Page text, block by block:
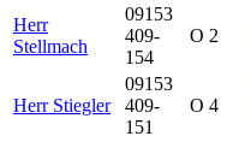
Herr
Stellmach
09153
409-
154
O 2
Herr Stiegler
09153
409-
151
O 4